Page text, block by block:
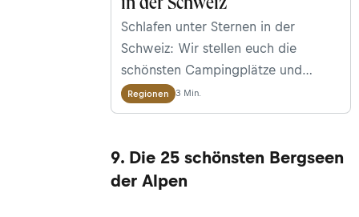
in der Schweiz
Schlafen unter Sternen in der
Schweiz: Wir stellen euch die
schönsten Campingplätze und
Touren in deren Nähe vor.
Regionen 3 Min.
9. Die 25 schönsten Bergseen
der Alpen